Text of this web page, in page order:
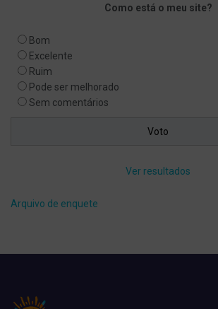
Como está o meu site?
Bom
Excelente
Ruim
Pode ser melhorado
Sem comentários
Ver resultados
Arquivo de enquete